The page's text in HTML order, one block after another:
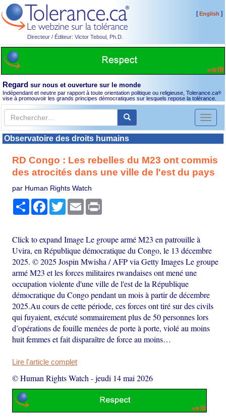
Directeur / Éditeur: Victor Teboul, Ph.D.
[English ]
Regard sur nous et ouverture sur le monde
Indépendant et neutre par rapport à toute orientation politique ou religieuse, Tolerance.ca®
vise à promouvoir les grands principes démocratiques sur lesquels repose la tolérance.
Toggle
Observatoire des droits humains
RD Congo : Les rebelles du M23 ont commis
des atrocités dans une ville de l'est du pays
par Human Rights Watch
PartagerFacebook
TwitterEmail
Click to expand Image Le groupe armé M23 en patrouille à
Uvira, en République démocratique du Congo, le 13 décembre
2025. © 2025 Jospin Mwisha / AFP via Getty Images Le groupe
armé M23 et les forces militaires rwandaises ont mené une
occupation violente d'une ville de l'est de la République
démocratique du Congo pendant un mois à partir de décembre
2025.Au cours de cette période, ces forces ont tiré sur des civils
qui fuyaient, exécuté sommairement plus de 50 personnes lors
d’opérations de fouille menées de porte à porte, violé au moins
huit femmes et fait disparaître de force au moins…
Lire l'article complet
© Human Rights Watch -jeudi 14 mai 2026